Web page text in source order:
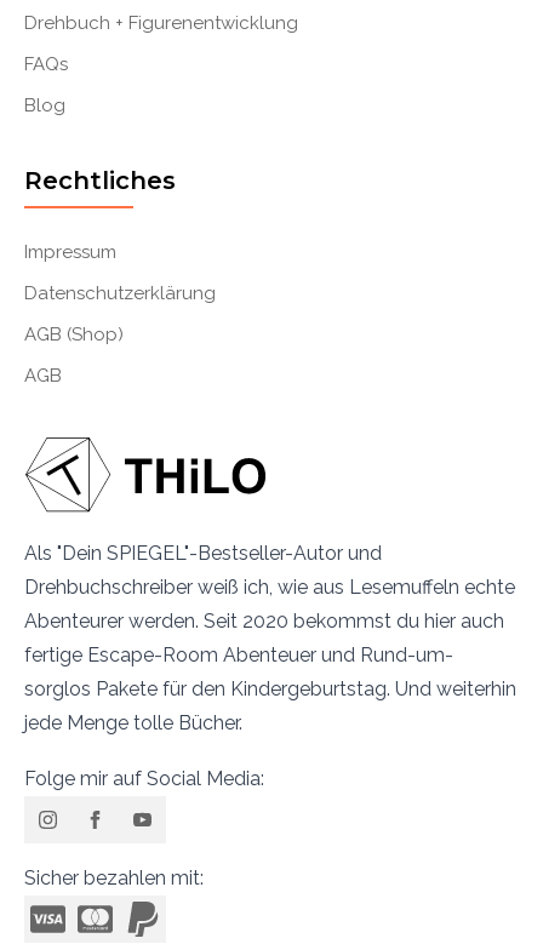
Als "Dein SPIEGEL"-Bestseller-Autor und
Drehbuchschreiber weiß ich, wie aus Lesemuffeln echte
Abenteurer werden. Seit 2020 bekommst du hier auch
fertige Escape-Room Abenteuer und Rund-um-
sorglos Pakete für den Kindergeburtstag. Und weiterhin
jede Menge tolle Bücher.
Folge mir auf Social Media:
Sicher bezahlen mit:
Drehbuch + Figurenentwicklung
FAQs
Blog
Rechtliches
Impressum
Datenschutzerklärung
AGB (Shop)
AGB